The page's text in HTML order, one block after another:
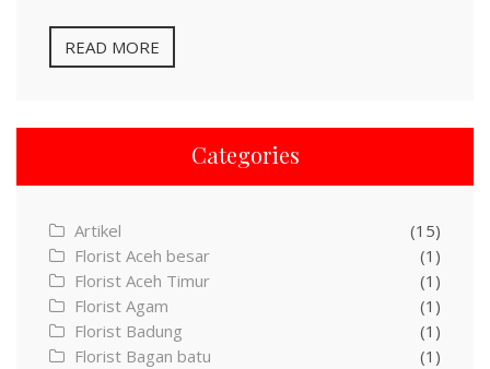
READ MORE
Categories
Artikel
(15)
Florist Aceh besar
(1)
Florist Aceh Timur
(1)
Florist Agam
(1)
Florist Badung
(1)
Florist Bagan batu
(1)